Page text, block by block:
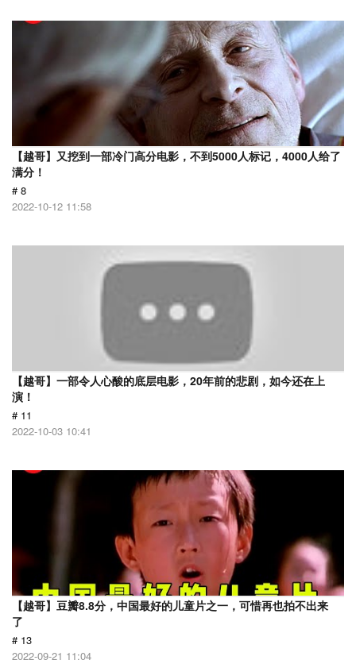
【越哥】又挖到一部冷门高分电影，不到5000人标记，4000人给了
满分！
# 8
2022-10-12 11:58
【越哥】一部令人心酸的底层电影，20年前的悲剧，如今还在上
演！
# 11
2022-10-03 10:41
【越哥】豆瓣8.8分，中国最好的儿童片之一，可惜再也拍不出来
了
# 13
2022-09-21 11:04